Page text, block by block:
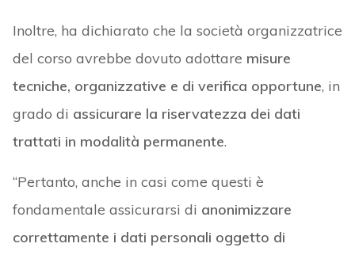
Inoltre, ha dichiarato che la società organizzatrice
del corso avrebbe dovuto adottare misure
tecniche, organizzative e di verifica opportune, in
grado di assicurare la riservatezza dei dati
trattati in modalità permanente.
“Pertanto, anche in casi come questi è
fondamentale assicurarsi di anonimizzare
correttamente i dati personali oggetto di